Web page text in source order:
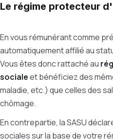
Le régime protecteur
En vous rémunérant comme
automatiquement affilié au
Vous êtes donc rattaché au
socialeet bénéficiez des
maladie, etc.) que celles des
chômage.
En contrepartie, la SASU
sociales sur la base de votre